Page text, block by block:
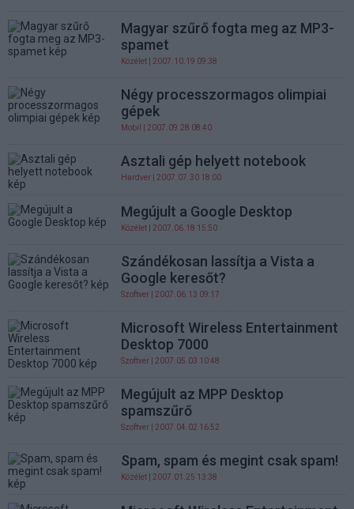
Magyar szűrő fogta meg az MP3-
spamet
Közélet | 2007.10.19 09:38
Négy processzormagos olimpiai
gépek
Mobil | 2007.09.28 08:40
Asztali gép helyett notebook
Hardver | 2007.07.30 18:00
Megújult a Google Desktop
Közélet | 2007.06.18 15:50
Szándékosan lassítja a Vista a
Google keresőt?
Szoftver | 2007.06.13 09:17
Microsoft Wireless Entertainment
Desktop 7000
Szoftver | 2007.05.03 10:48
Megújult az MPP Desktop
spamszűrő
Szoftver | 2007.04.02 16:52
Spam, spam és megint csak spam!
Közélet | 2007.01.25 13:38